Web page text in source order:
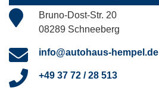
Bruno-Dost-Str. 20
08289 Schneeberg
info@autohaus-hempel.de
+49 37 72 / 28 513